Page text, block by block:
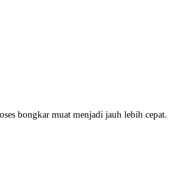
bongkar muat menjadi jauh lebih cepat.